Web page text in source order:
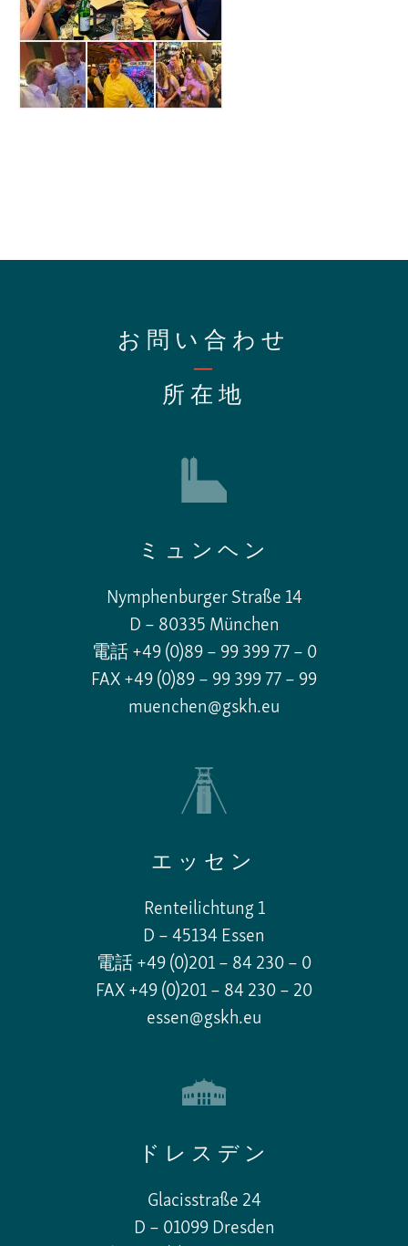
お問い合わせ
—
所在地
ミュンヘン
Nymphenburger Straße 14
D – 80335 München
電話 +49 (0)89 – 99 399 77 – 0
FAX +49 (0)89 – 99 399 77 – 99
muenchen@gskh.eu
エッセン
Renteilichtung 1
D – 45134 Essen
電話 +49 (0)201 – 84 230 – 0
FAX +49 (0)201 – 84 230 – 20
essen@gskh.eu
ドレスデン
Glacisstraße 24
D – 01099 Dresden